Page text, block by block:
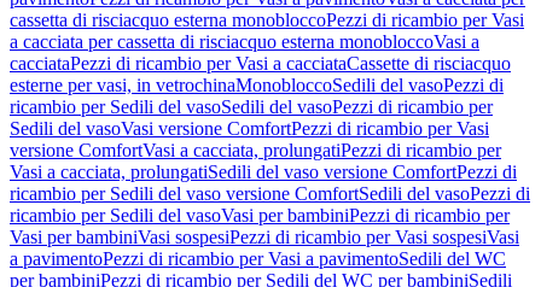
cassetta di risciacquo esterna monobloccoPezzi di ricambio per Vasi
a cacciata per cassetta di risciacquo esterna monobloccoVasi a
cacciataPezzi di ricambio per Vasi a cacciataCassette di risciacquo
esterne per vasi, in vetrochinaMonobloccoSedili del vasoPezzi di
ricambio per Sedili del vasoSedili del vasoPezzi di ricambio per
Sedili del vasoVasi versione ComfortPezzi di ricambio per Vasi
versione ComfortVasi a cacciata, prolungatiPezzi di ricambio per
Vasi a cacciata, prolungatiSedili del vaso versione ComfortPezzi di
ricambio per Sedili del vaso versione ComfortSedili del vasoPezzi di
ricambio per Sedili del vasoVasi per bambiniPezzi di ricambio per
Vasi per bambiniVasi sospesiPezzi di ricambio per Vasi sospesiVasi
a pavimentoPezzi di ricambio per Vasi a pavimentoSedili del WC
per bambiniPezzi di ricambio per Sedili del WC per bambiniSedili